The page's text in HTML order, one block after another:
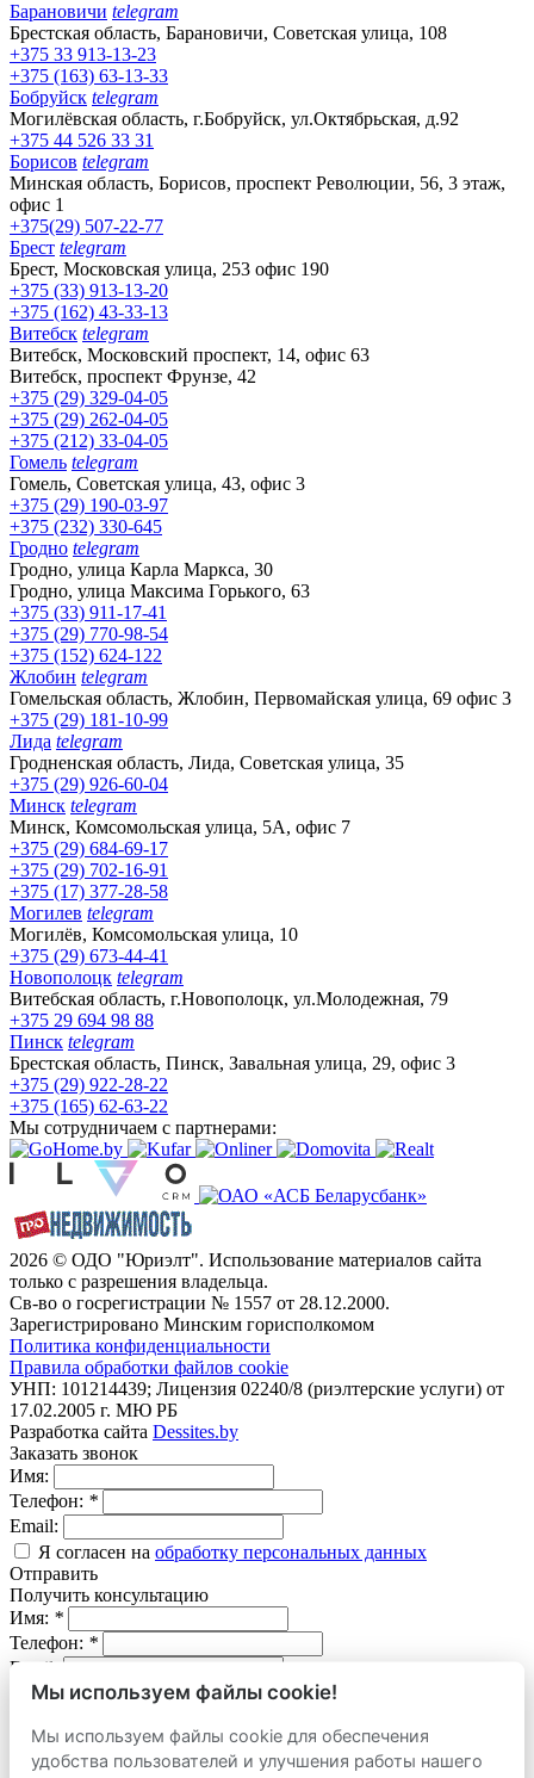
Барановичи telegram
Брестская область, Барановичи, Советская улица, 108
+375 33 913-13-23
+375 (163) 63-13-33
Бобруйск telegram
Могилёвская область, г.Бобруйск, ул.Октябрьская, д.92
+375 44 526 33 31
Борисов telegram
Минская область, Борисов, проспект Революции, 56, 3 этаж,
офис 1
+375(29) 507-22-77
Брест telegram
Брест, Московская улица, 253 офис 190
+375 (33) 913-13-20
+375 (162) 43-33-13
Витебск telegram
Витебск, Московский проспект, 14, офис 63
Витебск, проспект Фрунзе, 42
+375 (29) 329-04-05
+375 (29) 262-04-05
+375 (212) 33-04-05
Гомель telegram
Гомель, Советская улица, 43, офис 3
+375 (29) 190-03-97
+375 (232) 330-645
Гродно telegram
Гродно, улица Карла Маркса, 30
Гродно, улица Максима Горького, 63
+375 (33) 911-17-41
+375 (29) 770-98-54
+375 (152) 624-122
Жлобин telegram
Гомельская область, Жлобин, Первомайская улица, 69 офис 3
+375 (29) 181-10-99
Лида telegram
Гродненская область, Лида, Советская улица, 35
+375 (29) 926-60-04
Минск telegram
Минск, Комсомольская улица, 5А, офис 7
+375 (29) 684-69-17
+375 (29) 702-16-91
+375 (17) 377-28-58
Могилев telegram
Могилёв, Комсомольская улица, 10
+375 (29) 673-44-41
Новополоцк telegram
Витебская область, г.Новополоцк, ул.Молодежная, 79
+375 29 694 98 88
Пинск telegram
Брестская область, Пинск, Завальная улица, 29, офис 3
+375 (29) 922-28-22
+375 (165) 62-63-22
Мы сотрудничаем с партнерами:
2026 © ОДО "Юриэлт". Использование материалов сайта
только с разрешения владельца.
Св-во о госрегистрации № 1557 от 28.12.2000.
Зарегистрировано Минским горисполкомом
Политика конфиденциальности
Правила обработки файлов cookie
УНП: 101214439; Лицензия 02240/8 (риэлтерские услуги) от
17.02.2005 г. МЮ РБ
Разработка сайта Dessites.by
Заказать звонок
Имя:
Телефон: *
Email:
Я согласен на обработку персональных данных
Отправить
Получить консультацию
Имя: *
Телефон: *
Email:
Я согласен наобработку персональных данных
Отправить
Мы используем файлы cookie!
Мы используем файлы cookie для обеспечения
удобства пользователей и улучшения работы нашего